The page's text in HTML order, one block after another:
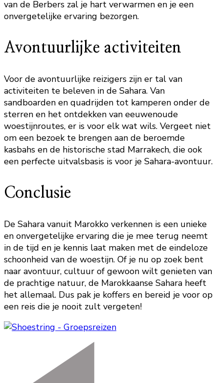
van de Berbers zal je hart verwarmen en je een
onvergetelijke ervaring bezorgen.
Avontuurlijke activiteiten
Voor de avontuurlijke reizigers zijn er tal van
activiteiten te beleven in de Sahara. Van
sandboarden en quadrijden tot kamperen onder de
sterren en het ontdekken van eeuwenoude
woestijnroutes, er is voor elk wat wils. Vergeet niet
om een bezoek te brengen aan de beroemde
kasbahs en de historische stad Marrakech, die ook
een perfecte uitvalsbasis is voor je Sahara-avontuur.
Conclusie
De Sahara vanuit Marokko verkennen is een unieke
en onvergetelijke ervaring die je mee terug neemt
in de tijd en je kennis laat maken met de eindeloze
schoonheid van de woestijn. Of je nu op zoek bent
naar avontuur, cultuur of gewoon wilt genieten van
de prachtige natuur, de Marokkaanse Sahara heeft
het allemaal. Dus pak je koffers en bereid je voor op
een reis die je nooit zult vergeten!